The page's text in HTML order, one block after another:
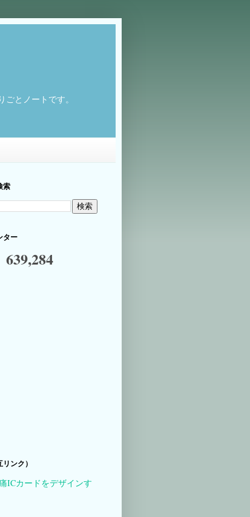
とノートです。
索
ター
639,284
ンク）
ICカードをデザインす